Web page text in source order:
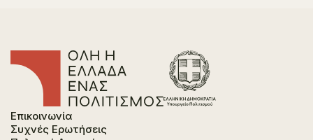
Επικοινωνία
Συχνές Ερωτήσεις